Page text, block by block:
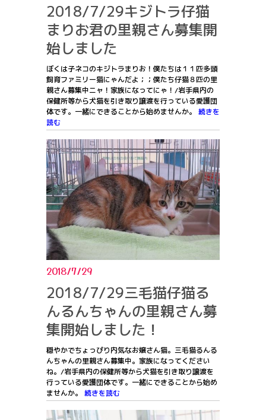
2018/7/29キジトラ仔猫
まりお君の里親さん募集開
始しました
ぼくは子ネコのキジトラまりお！僕たちは１１匹多頭
飼育ファミリー猫にゃんだよ；；僕たち仔猫８匹の里
親さん募集中ニャ！家族になってにゃ！/岩手県内の
保健所等から犬猫を引き取り譲渡を行っている愛護団
体です。一緒にできることから始めませんか。 続きを
読む
2018/7/29
2018/7/29三毛猫仔猫る
んるんちゃんの里親さん募
集開始しました！
穏やかでちょっぴり内気なお嬢さん猫。三毛猫るんる
んちゃんの里親さん募集中。家族になってください
ね。/岩手県内の保健所等から犬猫を引き取り譲渡を
行っている愛護団体です。一緒にできることから始め
ませんか。 続きを読む